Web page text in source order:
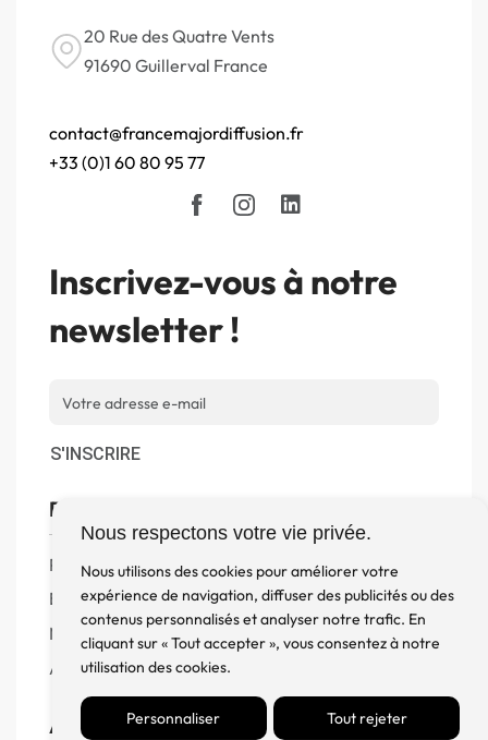
Nous respectons votre vie privée.
Nous utilisons des cookies pour améliorer votre
expérience de navigation, diffuser des publicités ou des
contenus personnalisés et analyser notre trafic. En
cliquant sur « Tout accepter », vous consentez à notre
utilisation des cookies.
Personnaliser Tout rejeter
20 Rue des Quatre Vents
91690 Guillerval France
contact@francemajordiffusion.fr
+33 (0)1 60 80 95 77
Inscrivez-vous à notre
newsletter !
S'INSCRIRE
Boutique
Produits
Enceintes
Meuble, Rack et Support
Accessoires
Aide